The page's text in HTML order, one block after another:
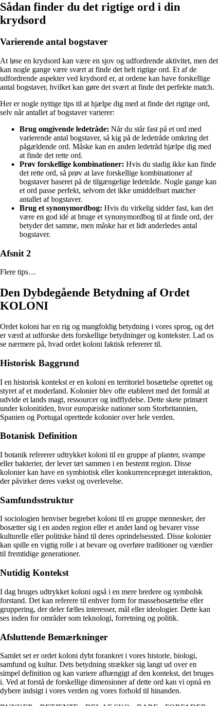
Sådan finder du det rigtige ord i din
krydsord
Varierende antal bogstaver
At løse en krydsord kan være en sjov og udfordrende aktivitet, men det
kan nogle gange være svært at finde det helt rigtige ord. Et af de
udfordrende aspekter ved krydsord er, at ordene kan have forskellige
antal bogstaver, hvilket kan gøre det svært at finde det perfekte match.
Her er nogle nyttige tips til at hjælpe dig med at finde det rigtige ord,
selv når antallet af bogstaver varierer:
Brug omgivende ledetråde: Når du står fast på et ord med
varierende antal bogstaver, så kig på de ledetråde omkring det
pågældende ord. Måske kan en anden ledetråd hjælpe dig med
at finde det rette ord.
Prøv forskellige kombinationer: Hvis du stadig ikke kan finde
det rette ord, så prøv at lave forskellige kombinationer af
bogstaver baseret på de tilgængelige ledetråde. Nogle gange kan
et ord passe perfekt, selvom det ikke umiddelbart matcher
antallet af bogstaver.
Brug et synonymordbog: Hvis du virkelig sidder fast, kan det
være en god idé at bruge et synonymordbog til at finde ord, der
betyder det samme, men måske har et lidt anderledes antal
bogstaver.
Afsnit 2
Flere tips…
Den Dybdegående Betydning af Ordet
KOLONI
Ordet koloni har en rig og mangfoldig betydning i vores sprog, og det
er værd at udforske dets forskellige betydninger og kontekster. Lad os
se nærmere på, hvad ordet koloni faktisk refererer til.
Historisk Baggrund
I en historisk kontekst er en koloni en territoriel bosættelse oprettet og
styret af et moderland. Kolonier blev ofte etableret med det formål at
udvide et lands magt, ressourcer og indflydelse. Dette skete primært
under kolonitiden, hvor europæiske nationer som Storbritannien,
Spanien og Portugal oprettede kolonier over hele verden.
Botanisk Definition
I botanik refererer udtrykket koloni til en gruppe af planter, svampe
eller bakterier, der lever tæt sammen i en bestemt region. Disse
kolonier kan have en symbiotisk eller konkurrencepræget interaktion,
der påvirker deres vækst og overlevelse.
Samfundsstruktur
I sociologien henviser begrebet koloni til en gruppe mennesker, der
bosætter sig i en anden region eller et andet land og bevarer visse
kulturelle eller politiske bånd til deres oprindelsessted. Disse kolonier
kan spille en vigtig rolle i at bevare og overføre traditioner og værdier
til fremtidige generationer.
Nutidig Kontekst
I dag bruges udtrykket koloni også i en mere bredere og symbolsk
forstand. Det kan referere til enhver form for massebosættelse eller
gruppering, der deler fælles interesser, mål eller ideologier. Dette kan
ses inden for områder som teknologi, forretning og politik.
Afsluttende Bemærkninger
Samlet set er ordet koloni dybt forankret i vores historie, biologi,
samfund og kultur. Dets betydning strækker sig langt ud over en
simpel definition og kan variere afhængigt af den kontekst, det bruges
i. Ved at forstå de forskellige dimensioner af dette ord kan vi opnå en
dybere indsigt i vores verden og vores forhold til hinanden.